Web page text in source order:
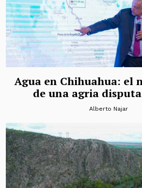
Agua en Chihuahua: el
de una agria
Alberto Najar